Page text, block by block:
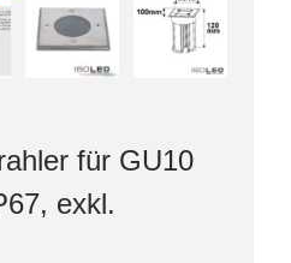
für GU10
exkl.